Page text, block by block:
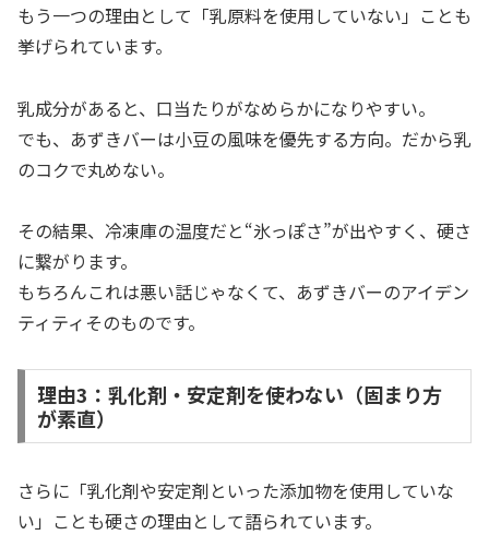
もう一つの理由として「乳原料を使用していない」ことも
挙げられています。
乳成分があると、口当たりがなめらかになりやすい。
でも、あずきバーは小豆の風味を優先する方向。だから乳
のコクで丸めない。
その結果、冷凍庫の温度だと“氷っぽさ”が出やすく、硬さ
に繋がります。
もちろんこれは悪い話じゃなくて、あずきバーのアイデン
ティティそのものです。
理由3：乳化剤・安定剤を使わない（固まり方
が素直）
さらに「乳化剤や安定剤といった添加物を使用していな
い」ことも硬さの理由として語られています。